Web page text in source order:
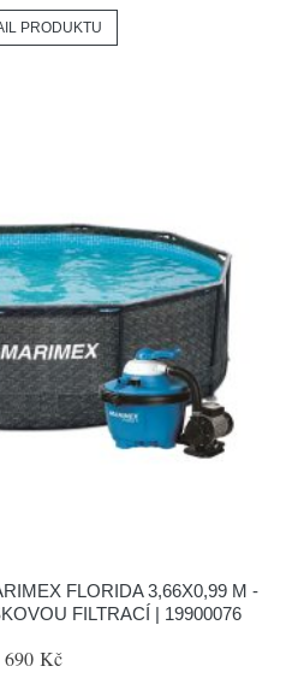
PRODUKTU
FLORIDA 3,66X0,99 M -
FILTRACÍ | 19900076
690 Kč